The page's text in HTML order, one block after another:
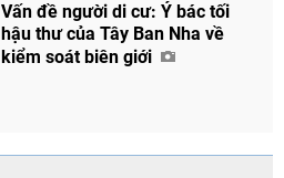
Vấn đề người di cư: Ý bác tối
hậu thư của Tây Ban Nha về
kiểm soát biên giới